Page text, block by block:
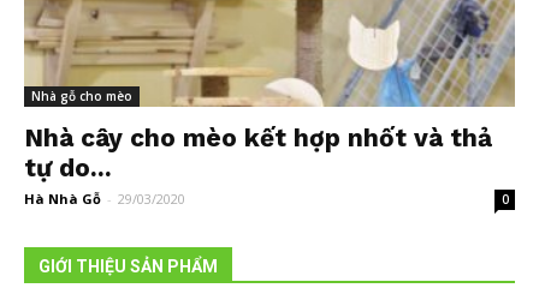
Nhà gỗ cho mèo
Nhà cây cho mèo kết hợp nhốt và thả
tự do...
Hà Nhà Gỗ - 29/03/2020 0
GIỚI THIỆU SẢN PHẨM